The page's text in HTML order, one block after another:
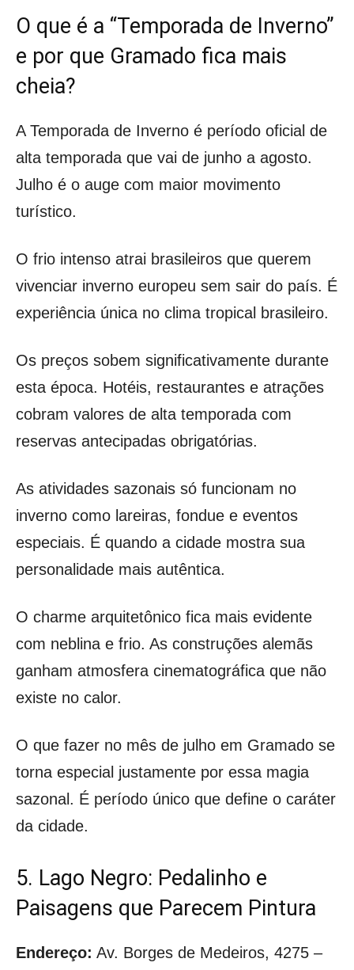
O que é a “Temporada de Inverno”
e por que Gramado fica mais
cheia?
A Temporada de Inverno é período oficial de
alta temporada que vai de junho a agosto.
Julho é o auge com maior movimento
turístico.
O frio intenso atrai brasileiros que querem
vivenciar inverno europeu sem sair do país. É
experiência única no clima tropical brasileiro.
Os preços sobem significativamente durante
esta época. Hotéis, restaurantes e atrações
cobram valores de alta temporada com
reservas antecipadas obrigatórias.
As atividades sazonais só funcionam no
inverno como lareiras, fondue e eventos
especiais. É quando a cidade mostra sua
personalidade mais autêntica.
O charme arquitetônico fica mais evidente
com neblina e frio. As construções alemãs
ganham atmosfera cinematográfica que não
existe no calor.
O que fazer no mês de julho em Gramado se
torna especial justamente por essa magia
sazonal. É período único que define o caráter
da cidade.
5. Lago Negro: Pedalinho e
Paisagens que Parecem Pintura
Endereço: Av. Borges de Medeiros, 4275 –